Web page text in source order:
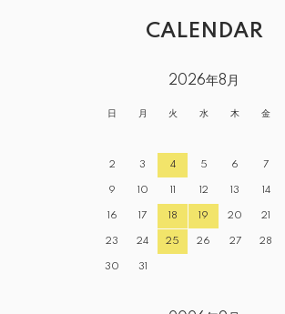
CALENDAR
2026年8月
日 月 火 水 木 金
2 3 4 5 6 7
9 10 11 12 13 14
16 17 18 19 20 21
23 24 25 26 27 28
30 31